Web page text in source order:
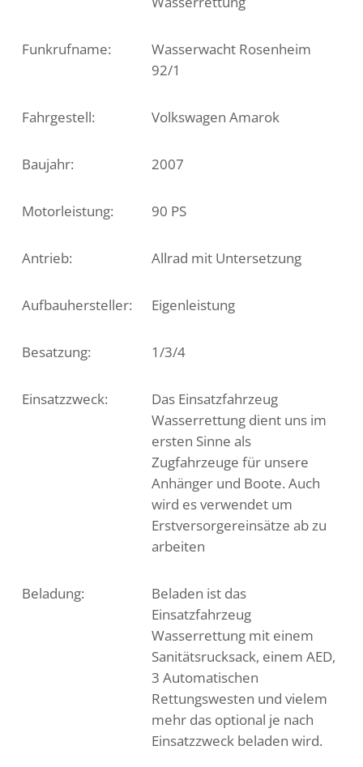
Funkrufname:
Wasserwacht Rosenheim
92/1
Fahrgestell: Volkswagen Amarok
Baujahr: 2007
Motorleistung: 90 PS
Antrieb: Allrad mit Untersetzung
Aufbauhersteller: Eigenleistung
Besatzung: 1/3/4
Einsatzzweck:
Das Einsatzfahrzeug
Wasserrettung dient uns im
ersten Sinne als
Zugfahrzeuge für unsere
Anhänger und Boote. Auch
wird es verwendet um
Erstversorgereinsätze ab zu
arbeiten
Beladung:
Beladen ist das
Einsatzfahrzeug
Wasserrettung mit einem
Sanitätsrucksack, einem AED,
3 Automatischen
Rettungswesten und vielem
mehr das optional je nach
Einsatzzweck beladen wird.